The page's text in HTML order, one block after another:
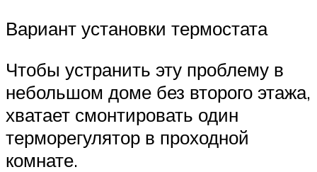
Вариант установки термостата
Чтобы устранить эту проблему в
небольшом доме без второго этажа,
хватает смонтировать один
терморегулятор в проходной
комнате.